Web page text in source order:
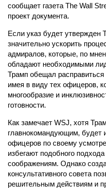
сообщает газета The Wall
проект документа.
Если указ будет утвержден
значительно ускорить
адмиралов, которые, по
обладают необходимыми
Трамп обещал
имея в виду тех офицеров,
многообразие и
готовности.
Как замечает WSJ, хотя
главнокомандующим, будет
офицеров по своему
избегают подобного
соображениям. Однако
консультативного совета
решительным действиям и